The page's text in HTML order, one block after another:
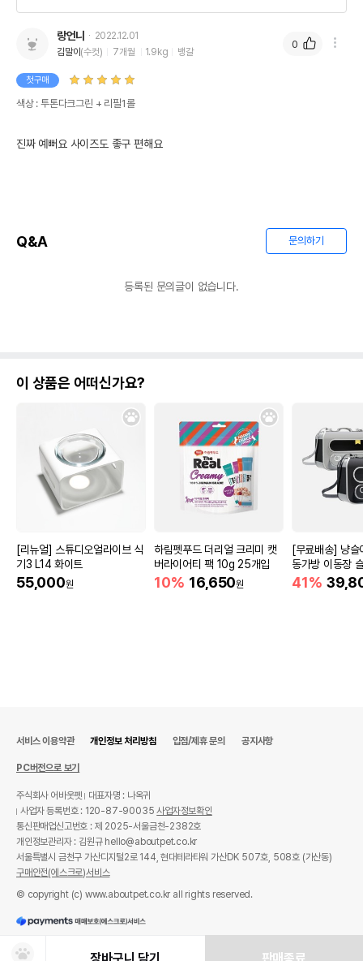
랑언니
2022.12.01
김말이 (수컷) 7개월 1.9kg 뱅갈
첫구매
색상 : 투톤다크그린 + 리필1롤
진짜 예뻐요 사이즈도 좋구 편해요
0
Q&A 문의하기
등록된 문의글이 없습니다.
이 상품은 어떠신가요?
[리뉴얼] 스튜디오얼라이브 식
기3 L14 화이트
55,000원
하림펫푸드 더리얼 크리미 캣
버라이어티 팩 10g 25개입
10% 16,650원
[무료배송] 냥슬
동가방 이동장
레이
41%
장바구니 담기 판매종료
서비스 이용약관 개인정보 처리방침 입점/제휴 문의 공지사항
PC버전으로 보기
주식회사 어바웃펫
대표자명 : 나옥귀
사업자 등록번호 : 120-87-90035사업자정보확인
통신판매업신고번호 : 제 2025-서울금천-2382호
개인정보관리자 : 김원규 hello@aboutpet.co.kr
서울특별시 금천구 가산디지털2로 144, 현대테라타워 가산DK 507호, 508호 (가산동)
구매안전(에스크로)서비스
© copyright (c) www.aboutpet.co.kr all rights reserved.